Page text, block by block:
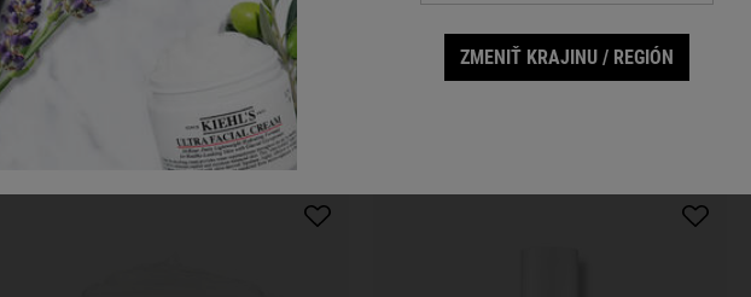
DOPLŇTE SVOJU RUTINU
ZMENIŤ KRAJINU / REGIÓN